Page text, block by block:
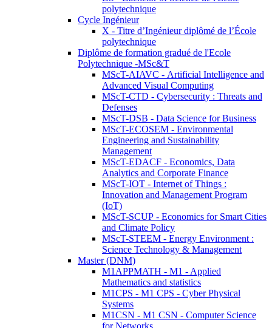
polytechnique
Cycle Ingénieur
X - Titre d’Ingénieur diplômé de l’École
polytechnique
Diplôme de formation gradué de l'Ecole
Polytechnique -MSc&T
MScT-AIAVC - Artificial Intelligence and
Advanced Visual Computing
MScT-CTD - Cybersecurity : Threats and
Defenses
MScT-DSB - Data Science for Business
MScT-ECOSEM - Environmental
Engineering and Sustainability
Management
MScT-EDACF - Economics, Data
Analytics and Corporate Finance
MScT-IOT - Internet of Things :
Innovation and Management Program
(IoT)
MScT-SCUP - Economics for Smart Cities
and Climate Policy
MScT-STEEM - Energy Environment :
Science Technology & Management
Master (DNM)
M1APPMATH - M1 - Applied
Mathematics and statistics
M1CPS - M1 CPS - Cyber Physical
Systems
M1CSN - M1 CSN - Computer Science
for Networks